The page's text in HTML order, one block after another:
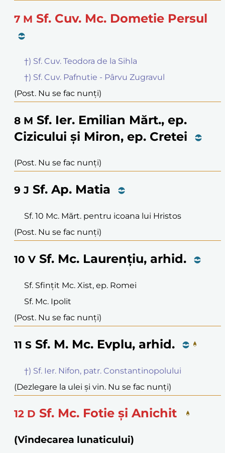
7 M Sf. Cuv. Mc. Dometie Persul
†) Sf. Cuv. Teodora de la Sihla
†) Sf. Cuv. Pafnutie - Pârvu Zugravul
(Post. Nu se fac nunți)
8 M Sf. Ier. Emilian Mărt., ep.
Cizicului și Miron, ep. Cretei
(Post. Nu se fac nunți)
9 J Sf. Ap. Matia
Sf. 10 Mc. Mărt. pentru icoana lui Hristos
(Post. Nu se fac nunți)
10 V Sf. Mc. Laurențiu, arhid.
Sf. Sfințit Mc. Xist, ep. Romei
Sf. Mc. Ipolit
(Post. Nu se fac nunți)
11 S Sf. M. Mc. Evplu, arhid.
†) Sf. Ier. Nifon, patr. Constantinopolului
(Dezlegare la ulei și vin. Nu se fac nunți)
12 D Sf. Mc. Fotie și Anichit
(Vindecarea lunaticului)